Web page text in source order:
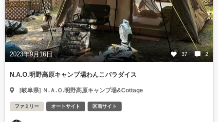
2023年9月16日 37 2
N.A.O.明野高原キャンプ場わんこパラダイス
[岐阜県] Ｎ.Ａ.Ｏ.明野高原キャンプ場&Cottage
ファミリー オートサイト 区画サイト